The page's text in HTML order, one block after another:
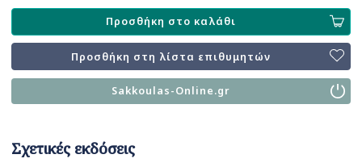
Προσθήκη στο καλάθι
Προσθήκη στη λίστα επιθυμητών
Sakkoulas-Online.gr
Σχετικές εκδόσεις